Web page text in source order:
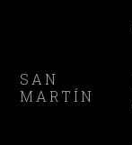
SAN
MARTÍN